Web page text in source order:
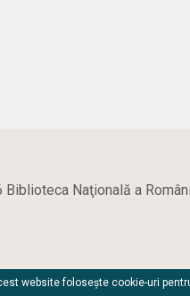
Naţională a
website folosește cookie-uri